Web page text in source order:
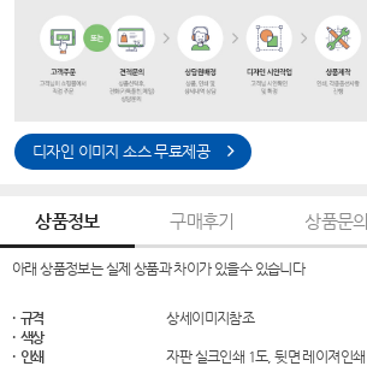
디자인 이미지 소스 무료제공
상품정보 구매후기 상품문의
아래 상품정보는 실제 상품과 차이가 있을수 있습니다
· 규격
상세이미지참조
· 색상
· 인쇄
자판 실크인쇄 1도, 뒷면 레이져인쇄